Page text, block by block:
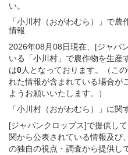
い。
「小川村（おがわむら）」 で農
情報
2026年08月08日現在、[ジャパ
いる「小川村」で農作物を生産
は0人となっております。（こ
れた情報が含まれている場合が
ようお願いいたします。）
「小川村（おがわむら）」 に関
[ジャパンクロップス]で提供し
関から公表されている情報及び
の独自の視点・調査から提供し